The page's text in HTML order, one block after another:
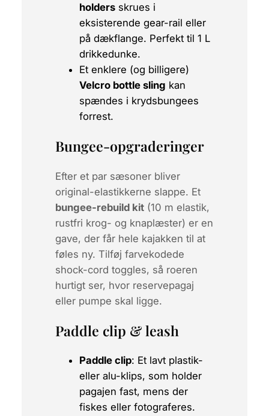
holdersskrues i
eksisterende gear-rail eller
på dækflange. Perfekt til 1 L
drikkedunke.
Et enklere (og billigere)
Velcro bottle sling kan
spændes i krydsbungees
forrest.
Bungee-opgraderinger
Efter et par sæsoner bliver
original-elastikkerne slappe. Et
bungee-rebuild kit(10 m elastik,
rustfri krog- og knaplæster) er en
gave, der får hele kajakken til at
føles ny. Tilføj farvekodede
shock-cord toggles, så roeren
hurtigt ser, hvor reservepagaj
eller pumpe skal ligge.
Paddle clip & leash
Paddle clip: Et lavt plastik-
eller alu-klips, som holder
pagajen fast, mens der
fiskes eller fotograferes.